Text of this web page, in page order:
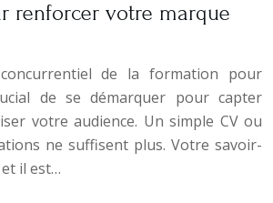
renforcer votre marque
de la formation pour
de se démarquer pour capter
votre audience. Un simple CV ou
ne suffisent plus. Votre savoir-
il est…